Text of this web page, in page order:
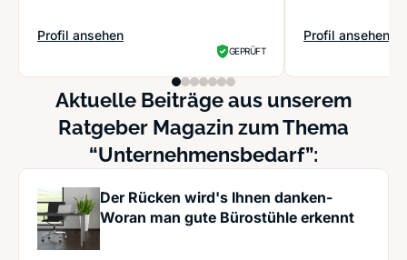
Profil ansehen
: JobNinja GmbH
GEPRÜFT
Profil ansehen
: Söllner
Aktuelle Beiträge aus unserem
Ratgeber Magazin zum Thema
“Unternehmensbedarf”:
Der Rücken wird's Ihnen danken-
Woran man gute Bürostühle erkennt